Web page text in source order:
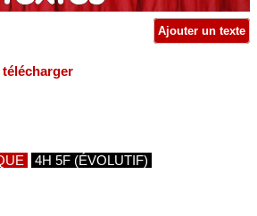
Ajouter un texte
4H 5F (ÉVOLUTIF)